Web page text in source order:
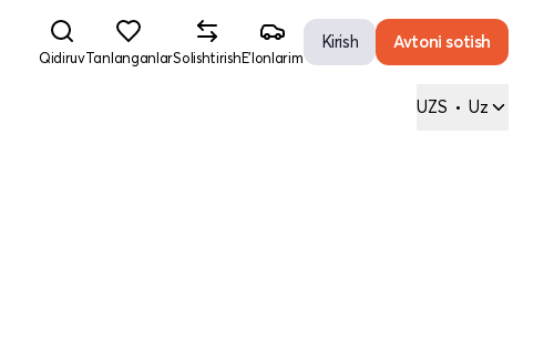
QidiruvTanlanganlarSolishtirishE'lonlarim
Kirish Avtoni sotish
UZS • Uz